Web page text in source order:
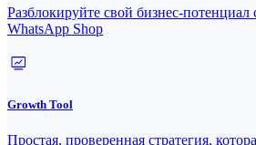
Разблокируйте свой бизнес-
WhatsApp Shop
Growth Tool
Простая, проверенная стратегия,